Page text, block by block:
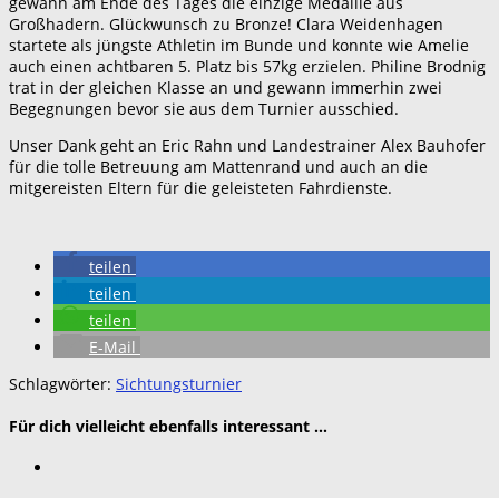
Großhadern. Glückwunsch zu Bronze! Clara Weidenhagen
startete als jüngste Athletin im Bunde und konnte wie Amelie
auch einen achtbaren 5. Platz bis 57kg erzielen. Philine Brodnig
trat in der gleichen Klasse an und gewann immerhin zwei
Begegnungen bevor sie aus dem Turnier ausschied.
Unser Dank geht an Eric Rahn und Landestrainer Alex Bauhofer
für die tolle Betreuung am Mattenrand und auch an die
mitgereisten Eltern für die geleisteten Fahrdienste.
teilen
teilen
teilen
E-Mail
Schlagwörter: Sichtungsturnier
Für dich vielleicht ebenfalls interessant …